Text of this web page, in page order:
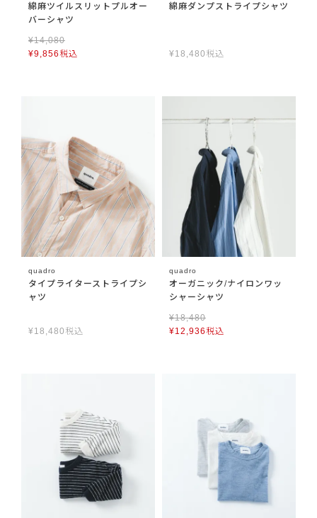
綿麻ツイルスリットプルオー
バーシャツ
¥14,080
¥9,856税込
綿麻ダンプストライプシャツ
¥18,480 税込
quadro
タイプライターストライプシ
ャツ
¥18,480 税込
quadro
オーガニック/ナイロンワッ
シャーシャツ
¥18,480
¥12,936税込